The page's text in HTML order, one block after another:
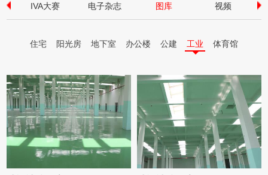
IVA大赛 电子杂志 图库 视频 采
住宅 阳光房 地下室 办公楼 公建 工业 体育馆